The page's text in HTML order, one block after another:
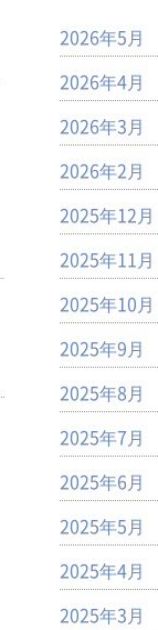
2026年5月
2026年4月
2026年3月
2026年2月
2025年12月
2025年11月
2025年10月
2025年9月
2025年8月
2025年7月
2025年6月
2025年5月
2025年4月
2025年3月